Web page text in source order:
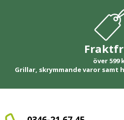
över 599
Grillar, skrymmande varor samt